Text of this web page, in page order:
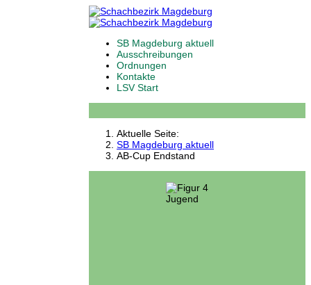
SB Magdeburg aktuell
Ausschreibungen
Ordnungen
Kontakte
LSV Start
Aktuelle Seite:
SB Magdeburg aktuell
AB-Cup Endstand